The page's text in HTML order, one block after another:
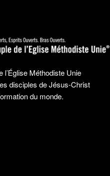
l’Église Méthodiste Unie
disciples de Jésus-Christ
du monde.